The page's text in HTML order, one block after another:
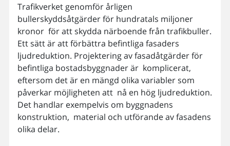
Trafikverket genomför årligen
bullerskyddsåtgärder för hundratals miljoner
kronor för att skydda närboende från trafikbuller.
Ett sätt är att förbättra befintliga fasaders
ljudreduktion. Projektering av fasadåtgärder för
befintliga bostadsbyggnader är komplicerat,
eftersom det är en mängd olika variabler som
påverkar möjligheten att nå en hög ljudreduktion.
Det handlar exempelvis om byggnadens
konstruktion, material och utförande av fasadens
olika delar.